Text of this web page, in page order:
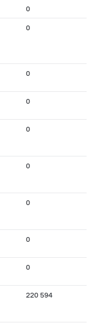
0
0
0
0
0
0
0
0
0
220 594